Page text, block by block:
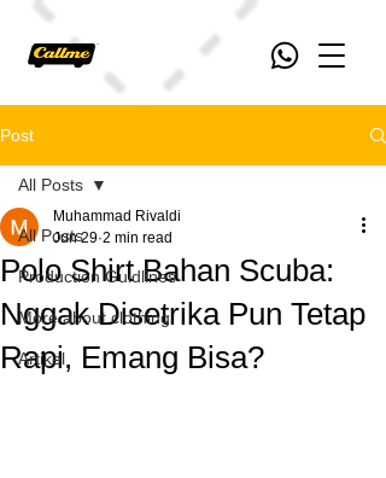
Post
All Posts
Production Guidlines
More about clothing
Artikel
All Posts
Polo Shirt Bahan Scuba:
Nggak Disetrika Pun Tetap
Rapi, Emang Bisa?
Muhammad Rivaldi
Jun 29 2 min read